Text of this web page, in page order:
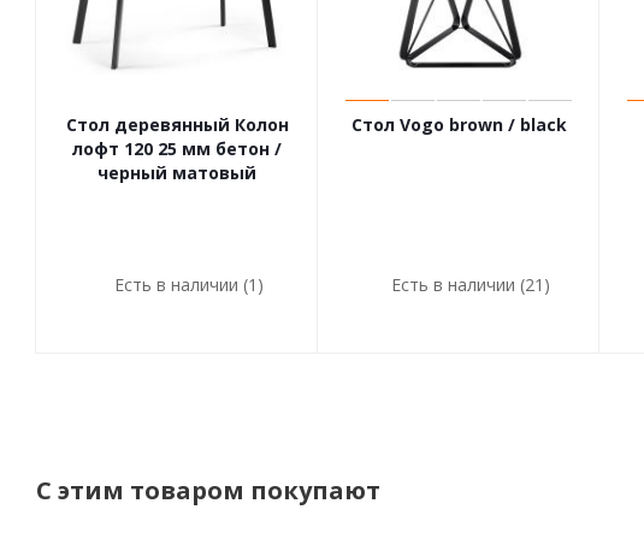
Стол деревянный Колон
лофт 120 25 мм бетон /
черный матовый
Есть в наличии (1)
Стол Vogo brown / black
Есть в наличии (21)
С этим товаром покупают